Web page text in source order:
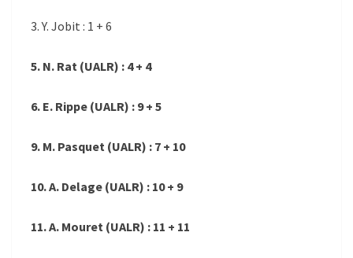
3. Y. Jobit : 1 + 6
5. N. Rat (UALR) : 4 + 4
6. E. Rippe (UALR) : 9 + 5
9. M. Pasquet (UALR) : 7 + 10
10. A. Delage (UALR) : 10 + 9
11. A. Mouret (UALR) : 11 + 11